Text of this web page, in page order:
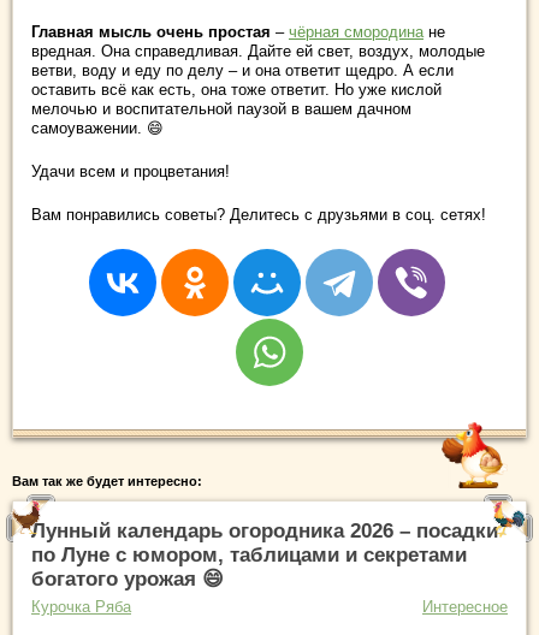
Главная мысль очень простая – чёрная смородинане
вредная. Она справедливая. Дайте ей свет, воздух, молодые
ветви, воду и еду по делу – и она ответит щедро. А если
оставить всё как есть, она тоже ответит. Но уже кислой
мелочью и воспитательной паузой в вашем дачном
самоуважении. 😄
Удачи всем и процветания!
Вам понравились советы? Делитесь с друзьями в соц. сетях!
Вам так же будет интересно:
Лунный календарь огородника 2026 – посадки
по Луне с юмором, таблицами и секретами
богатого урожая 😄
Курочка Ряба Интересное